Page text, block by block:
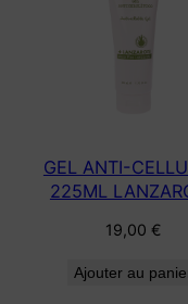
GEL ANTI-
225ML
19,00 €
Ajouter au